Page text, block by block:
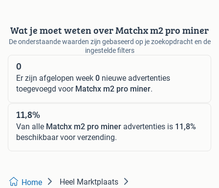
Wat je moet weten over Matchx m2 pro miner
De onderstaande waarden zijn gebaseerd op je zoekopdracht en de
ingestelde filters
0
Er zijn afgelopen week 0 nieuwe advertenties
toegevoegd voor Matchx m2 pro miner.
11,8%
Van alle Matchx m2 pro miner advertenties is 11,8%
beschikbaar voor verzending.
Home Heel Marktplaats